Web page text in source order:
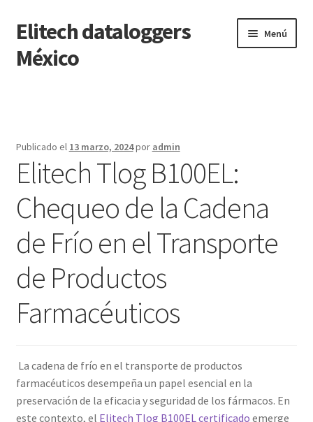
Saltar
a
navegación
Ir
al
contenido
Elitech dataloggers
México
Menú
Finalizar compra
Mi cuenta
Página de ejemplo
Tienda
Publicado el 13 marzo, 2024por admin
Elitech Tlog B100EL:
Chequeo de la Cadena
de Frío en el Transporte
de Productos
Farmacéuticos
La cadena de frío en el transporte de productos
farmacéuticos desempeña un papel esencial en la
preservación de la eficacia y seguridad de los fármacos. En
este contexto, el Elitech Tlog B100EL certificado emerge